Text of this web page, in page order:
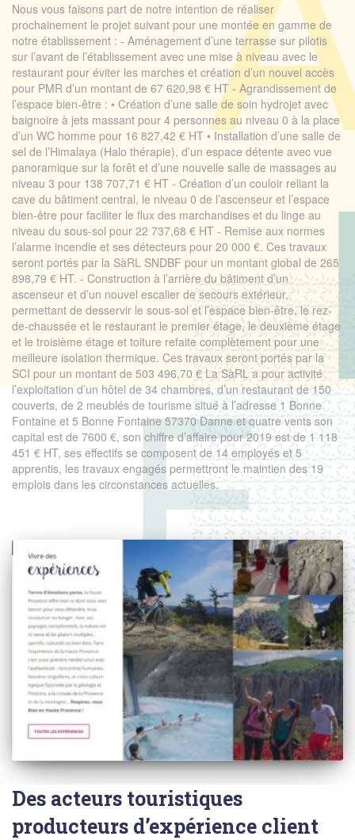
Nous vous faisons part de notre intention de réaliser
prochainement le projet suivant pour une montée en gamme de
notre établissement : - Aménagement d’une terrasse sur pilotis
sur l’avant de l’établissement avec une mise à niveau avec le
restaurant pour éviter les marches et création d’un nouvel accès
pour PMR d’un montant de 67 620,98 € HT - Agrandissement de
l’espace bien-être : • Création d’une salle de soin hydrojet avec
baignoire à jets massant pour 4 personnes au niveau 0 à la place
d’un WC homme pour 16 827,42 € HT • Installation d’une salle de
sel de l’Himalaya (Halo thérapie), d’un espace détente avec vue
panoramique sur la forêt et d’une nouvelle salle de massages au
niveau 3 pour 138 707,71 € HT - Création d’un couloir reliant la
cave du bâtiment central, le niveau 0 de l’ascenseur et l’espace
bien-être pour faciliter le flux des marchandises et du linge au
niveau du sous-sol pour 22 737,68 € HT - Remise aux normes
l’alarme incendie et ses détecteurs pour 20 000 €. Ces travaux
seront portés par la SàRL SNDBF pour un montant global de 265
898,79 € HT. - Construction à l’arrière du bâtiment d’un
ascenseur et d’un nouvel escalier de secours extérieur,
permettant de desservir le sous-sol et l’espace bien-être, le rez-
de-chaussée et le restaurant le premier étage, le deuxième étage
et le troisième étage et toiture refaite complètement pour une
meilleure isolation thermique. Ces travaux seront portés par la
SCI pour un montant de 503 496,70 € La SàRL a pour activité
l’exploitation d’un hôtel de 34 chambres, d’un restaurant de 150
couverts, de 2 meublés de tourisme situé à l’adresse 1 Bonne
Fontaine et 5 Bonne Fontaine 57370 Danne et quatre vents son
capital est de 7600 €, son chiffre d’affaire pour 2019 est de 1 118
451 € HT, ses effectifs se composent de 14 employés et 5
apprentis, les travaux engagés permettront le maintien des 19
emplois dans les circonstances actuelles.
Des acteurs touristiques
producteurs d’expérience client